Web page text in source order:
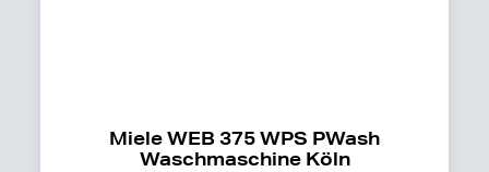
Miele WEB 375 WPS PWash
Waschmaschine Köln